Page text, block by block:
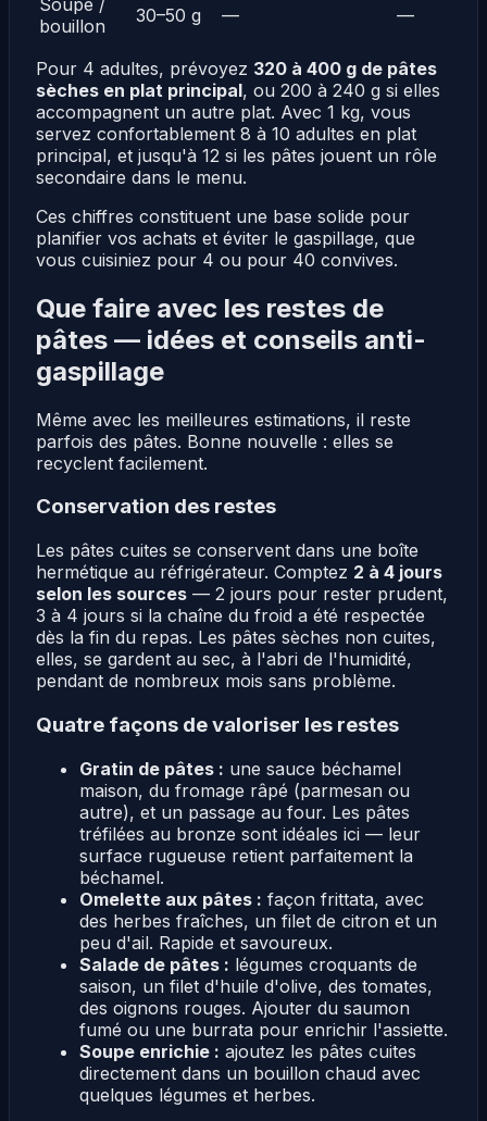
bouillon
30–50 g — —
Pour 4 adultes, prévoyez 320 à 400 g de pâtes
sèches en plat principal, ou 200 à 240 g si elles
accompagnent un autre plat. Avec 1 kg, vous
servez confortablement 8 à 10 adultes en plat
principal, et jusqu'à 12 si les pâtes jouent un rôle
secondaire dans le menu.
Ces chiffres constituent une base solide pour
planifier vos achats et éviter le gaspillage, que
vous cuisiniez pour 4 ou pour 40 convives.
Que faire avec les restes de
pâtes — idées et conseils anti-
gaspillage
Même avec les meilleures estimations, il reste
parfois des pâtes. Bonne nouvelle : elles se
recyclent facilement.
Conservation des restes
Les pâtes cuites se conservent dans une boîte
hermétique au réfrigérateur. Comptez 2 à 4 jours
selon les sources — 2 jours pour rester prudent,
3 à 4 jours si la chaîne du froid a été respectée
dès la fin du repas. Les pâtes sèches non cuites,
elles, se gardent au sec, à l'abri de l'humidité,
pendant de nombreux mois sans problème.
Quatre façons de valoriser les restes
Gratin de pâtes : une sauce béchamel
maison, du fromage râpé (parmesan ou
autre), et un passage au four. Les pâtes
tréfilées au bronze sont idéales ici — leur
surface rugueuse retient parfaitement la
béchamel.
Omelette aux pâtes : façon frittata, avec
des herbes fraîches, un filet de citron et un
peu d'ail. Rapide et savoureux.
Salade de pâtes : légumes croquants de
saison, un filet d'huile d'olive, des tomates,
des oignons rouges. Ajouter du saumon
fumé ou une burrata pour enrichir l'assiette.
Soupe enrichie : ajoutez les pâtes cuites
directement dans un bouillon chaud avec
quelques légumes et herbes.